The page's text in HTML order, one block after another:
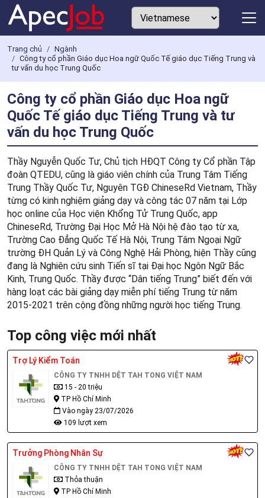
Trang chủ
Ngành
Công ty cổ phần Giáo dục Hoa ngữ Quốc Tế giáo dục Tiếng Trung và
tư vấn du học Trung Quốc
Công ty cổ phần Giáo dục Hoa ngữ
Quốc Tế giáo dục Tiếng Trung và tư
vấn du học Trung Quốc
Thầy Nguyễn Quốc Tư, Chủ tịch HĐQT Công ty Cổ phần Tập
đoàn QTEDU, cũng là giáo viên chính của Trung Tâm Tiếng
Trung Thầy Quốc Tư, Nguyên TGĐ ChineseRd Vietnam, Thầy
từng có kinh nghiệm giảng dạy và công tác 07 năm tại Lớp
học online của Học viện Khổng Tử Trung Quốc, app
ChineseRd, Trường Đại Học Mở Hà Nội hệ đào tạo từ xa,
Trường Cao Đẳng Quốc Tế Hà Nội, Trung Tâm Ngoại Ngữ
trường ĐH Quản Lý và Công Nghệ Hải Phòng, hiện Thầy cũng
đang là Nghiên cứu sinh Tiến sĩ tại Đại học Ngôn Ngữ Bắc
Kinh, Trung Quốc. Thầy được “Dân tiếng Trung” biết đến với
hàng loạt các bài giảng dạy miễn phí tiếng Trung từ năm
2015-2021 trên cộng đồng những người học tiếng Trung.
Top công việc mới nhất
Trợ Lý Kiểm Toán
CÔNG TY TNHH DỆT TAH TONG VIỆT NAM
15 - 20 triệu
TP Hồ Chí Minh
Vào ngày 23/07/2026
109 lượt xem
Trưởng Phòng Nhân Sự
CÔNG TY TNHH DỆT TAH TONG VIỆT NAM
Thỏa thuận
TP Hồ Chí Minh